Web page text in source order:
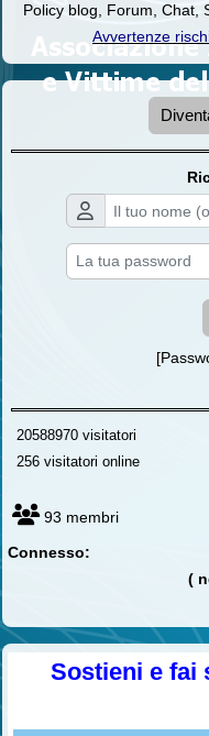
Policy blog, Forum, Chat,
Avvertenze
20588970 visitatori
256 visitatori online
93 membri
Connesso:
(
Sostieni e fai